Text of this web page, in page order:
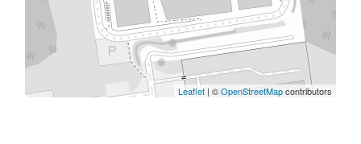
Leaflet| ©OpenStreetMapcontributors